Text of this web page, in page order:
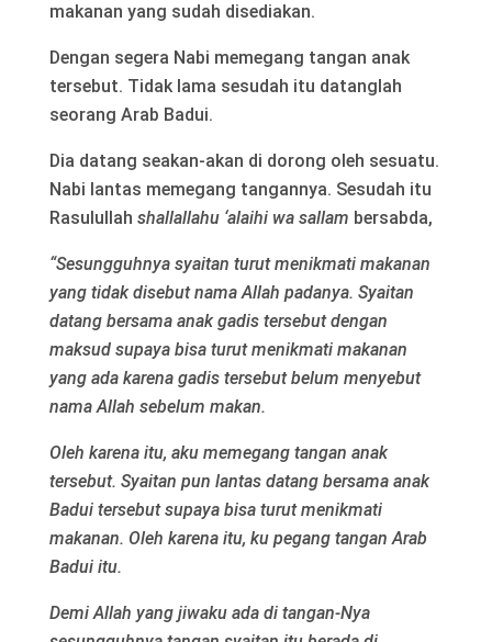
makanan yang sudah disediakan.
Dengan segera Nabi memegang tangan anak
tersebut. Tidak lama sesudah itu datanglah
seorang Arab Badui.
Dia datang seakan-akan di dorong oleh sesuatu.
Nabi lantas memegang tangannya. Sesudah itu
Rasulullah shallallahu ‘alaihi wa sallam bersabda,
“Sesungguhnya syaitan turut menikmati makanan
yang tidak disebut nama Allah padanya. Syaitan
datang bersama anak gadis tersebut dengan
maksud supaya bisa turut menikmati makanan
yang ada karena gadis tersebut belum menyebut
nama Allah sebelum makan.
Oleh karena itu, aku memegang tangan anak
tersebut. Syaitan pun lantas datang bersama anak
Badui tersebut supaya bisa turut menikmati
makanan. Oleh karena itu, ku pegang tangan Arab
Badui itu.
Demi Allah yang jiwaku ada di tangan-Nya